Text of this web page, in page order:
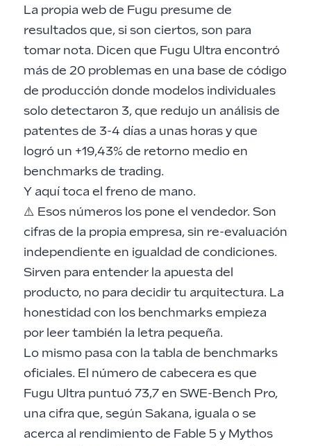
La propia web de Fugu presume de
resultados que, si son ciertos, son para
tomar nota. Dicen que Fugu Ultra encontró
más de 20 problemas en una base de código
de producción donde modelos individuales
solo detectaron 3, que redujo un análisis de
patentes de 3-4 días a unas horas y que
logró un +19,43% de retorno medio en
benchmarks de trading.
Y aquí toca el freno de mano.
⚠️ Esos números los pone el vendedor. Son
cifras de la propia empresa, sin re-evaluación
independiente en igualdad de condiciones.
Sirven para entender la apuesta del
producto, no para decidir tu arquitectura. La
honestidad con los benchmarks empieza
por leer también la letra pequeña.
Lo mismo pasa con la tabla de benchmarks
oficiales. El número de cabecera es que
Fugu Ultra puntuó 73,7 en SWE-Bench Pro,
una cifra que, según Sakana, iguala o se
acerca al rendimiento de Fable 5 y Mythos